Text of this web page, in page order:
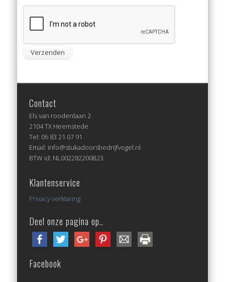
Contact
Els van roodenlaan 2
2104 TX Heemstede
Tel: 06 83 21 07 91
Email: info@stukadoorsbedrijfvogel.nl
BTW id: NL002282200B23
Klantenservice
Privacy verklaring
Deel onze pagina op..
Facebook